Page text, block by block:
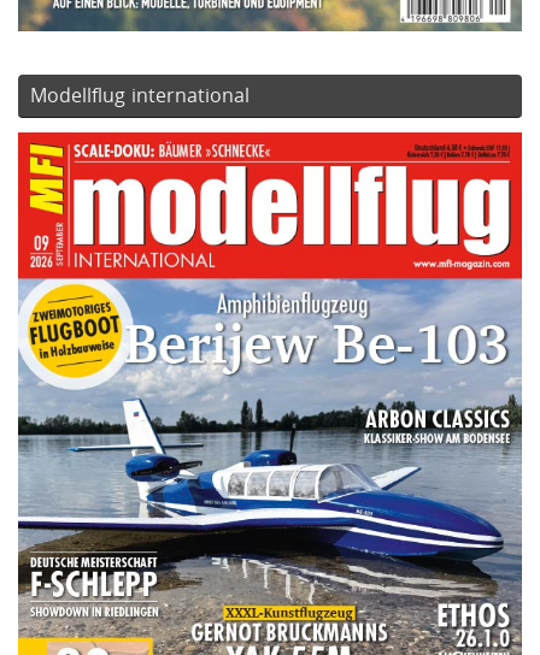
Modellflug international